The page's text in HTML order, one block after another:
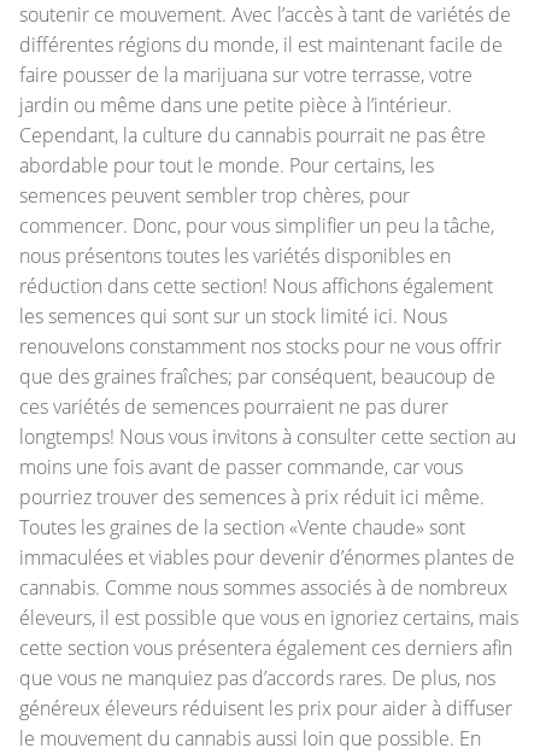
soutenir ce mouvement. Avec l’accès à tant de variétés de
différentes régions du monde, il est maintenant facile de
faire pousser de la marijuana sur votre terrasse, votre
jardin ou même dans une petite pièce à l’intérieur.
Cependant, la culture du cannabis pourrait ne pas être
abordable pour tout le monde. Pour certains, les
semences peuvent sembler trop chères, pour
commencer. Donc, pour vous simplifier un peu la tâche,
nous présentons toutes les variétés disponibles en
réduction dans cette section! Nous affichons également
les semences qui sont sur un stock limité ici. Nous
renouvelons constamment nos stocks pour ne vous offrir
que des graines fraîches; par conséquent, beaucoup de
ces variétés de semences pourraient ne pas durer
longtemps! Nous vous invitons à consulter cette section au
moins une fois avant de passer commande, car vous
pourriez trouver des semences à prix réduit ici même.
Toutes les graines de la section «Vente chaude» sont
immaculées et viables pour devenir d’énormes plantes de
cannabis. Comme nous sommes associés à de nombreux
éleveurs, il est possible que vous en ignoriez certains, mais
cette section vous présentera également ces derniers afin
que vous ne manquiez pas d’accords rares. De plus, nos
généreux éleveurs réduisent les prix pour aider à diffuser
le mouvement du cannabis aussi loin que possible. En